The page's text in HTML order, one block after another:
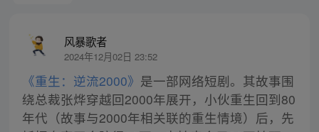
风暴歌者
2024年12月02日 23:52
《重生：逆流2000》 是一部网络短剧。其故事围
绕总裁张烨穿越回2000年展开，小伙重生回到80
年代（故事与2000年相关联的重生情境）后，先